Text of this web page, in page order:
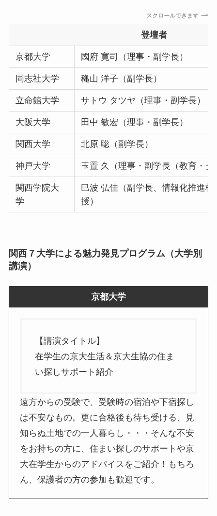
スクロールできます
登壇者
京都大学 國府 寛司（理事・副学長）
同志社大学 穐山 洋子（副学長）
立命館大学 サトウ タツヤ（理事・副学長）
大阪大学 田中 敏宏（理事・副学長）
関西大学 北原 聡（副学長）
神戸大学 玉置 久（理事・副学長（教育・
関西学院大
学
巳波 弘佳（副学長、情報化推進
授）
関西７大学による魅力発見プログラム（大学別
講演）
京都大学
【講演タイトル】
在学生の京大生活＆京大生協の住ま
い探しサポート紹介
遠方からの受験で、受験時の宿泊や下宿探し
は不安なもの。更に合格後も待ち受ける、見
知らぬ土地での一人暮らし・・・そんな不安
をお持ちの方に、住まい探しのサポートや京
大在学生からのアドバイスをご紹介！もちろ
ん、保護者の方の参加も歓迎です。